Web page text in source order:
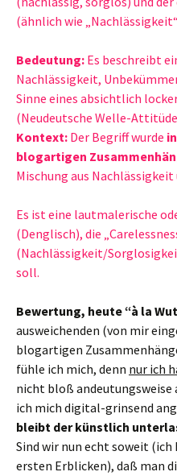
(ähnlich wie
Bedeutung: Es beschreibt
Nachlässigkeit,
Sinne eines absichtlich
(Neudeutsche Welle-
Kontext: Der Begriff wurde
blogartigen
Mischung aus
Es ist eine lautmalerische
(Denglisch), die
(Nachlässigkeit/
soll.
Bewertung, heute “à la
ausweichenden (von mir
blogartigen
fühle ich mich, denn nur ich
nicht bloß andeutungsweise
ich mich digital-grinsend
bleibt der künstlich
Sind wir nun echt soweit
ersten Erblicken), daß man